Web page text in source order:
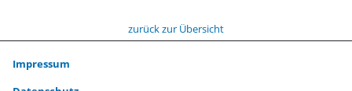
zurück zur Übersicht
Impressum